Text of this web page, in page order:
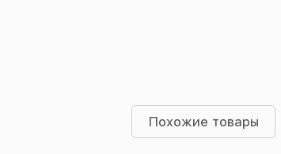
Похожие товары